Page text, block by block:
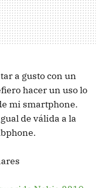
a gusto con un
hacer un uso lo
mi smartphone.
de válida a la